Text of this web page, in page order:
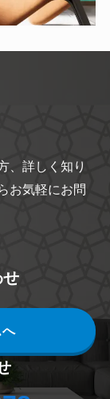
、詳しく知り
お気軽にお問
せ
へ